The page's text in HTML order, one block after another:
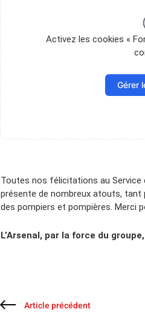
Activez les cookies «
Gérer
Toutes nos félicitations au Service
présente de nombreux atouts, tant
des pompiers et pompières. Merci
L’Arsenal, par la force du
Article précédent